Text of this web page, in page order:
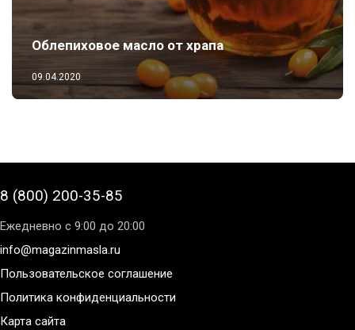
Облепиховое масло от храпа
09.04.2020
8 (800) 200-35-85
Ежедневно с 9:00 до 20:00
info@magazinmasla.ru
Пользовательское соглашение
Политика конфиденциальности
Карта сайта